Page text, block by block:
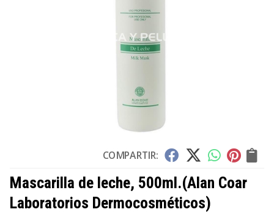
COMPARTIR:
Mascarilla de leche, 500ml.(Alan Coar
Laboratorios Dermocosméticos)